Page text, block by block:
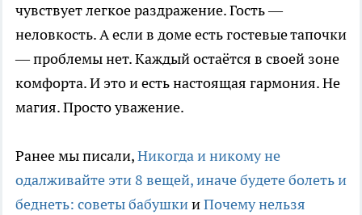
чувствует легкое раздражение. Гость —
неловкость. А если в доме есть гостевые тапочки
— проблемы нет. Каждый остаётся в своей зоне
комфорта. И это и есть настоящая гармония. Не
магия. Просто уважение.
Ранее мы писали,Никогда и никому не
одалживайте эти 8 вещей, иначе будете болеть и
беднеть: советы бабушкииПочему нельзя